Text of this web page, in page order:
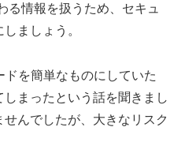
る情報を扱うため、セキュ
ましょう。
を簡単なものにしていた
まったという話を聞きまし
んでしたが、大きなリスク